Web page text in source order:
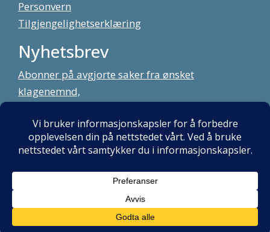
Personvern
Tilgjengelighetserklæring
Nyhetsbrev
Abonner på avgjorte saker fra ønsket
klagenemnd,